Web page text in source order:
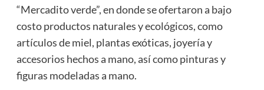
“Mercadito verde”, en donde se ofertaron a bajo
costo productos naturales y ecológicos, como
artículos de miel, plantas exóticas, joyería y
accesorios hechos a mano, así como pinturas y
figuras modeladas a mano.